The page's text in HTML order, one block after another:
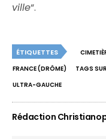
ville“.
ÉTIQUETTES
FRANCE (DRÔME)
TAGS
ULTRA-GAUCHE
Rédaction